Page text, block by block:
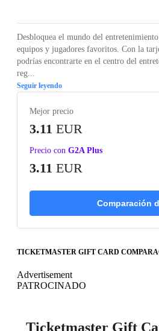
Desbloquea el mundo del
equipos y jugadores favoritos. Con la
podrías encontrarte en el centro del
reg...
Seguir leyendo
Mejor precio
3.11 EUR
Precio con G2A Plus
3.11 EUR
Comparación
TICKETMASTER GIFT CARD
Advertisement
PATROCINADO
Ticketmaster Gift